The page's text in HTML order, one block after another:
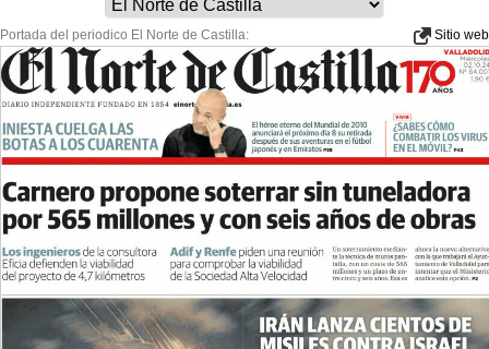
Portada del periodico El Norte de Castilla: Sitio web